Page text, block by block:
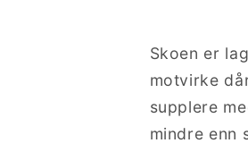
Skoen er
motvirke
supplere
mindre enn